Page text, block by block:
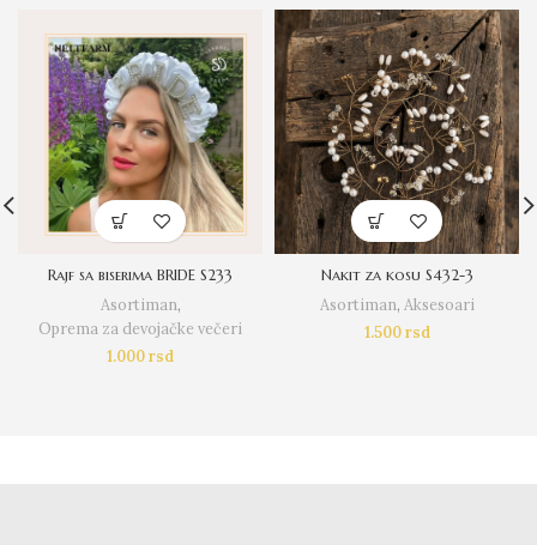
Rajf sa biserima BRIDE S233
Asortiman,
Oprema za devojačke večeri
1.000rsd
Nakit za kosu S432-3
Asortiman, Aksesoari
1.500rsd